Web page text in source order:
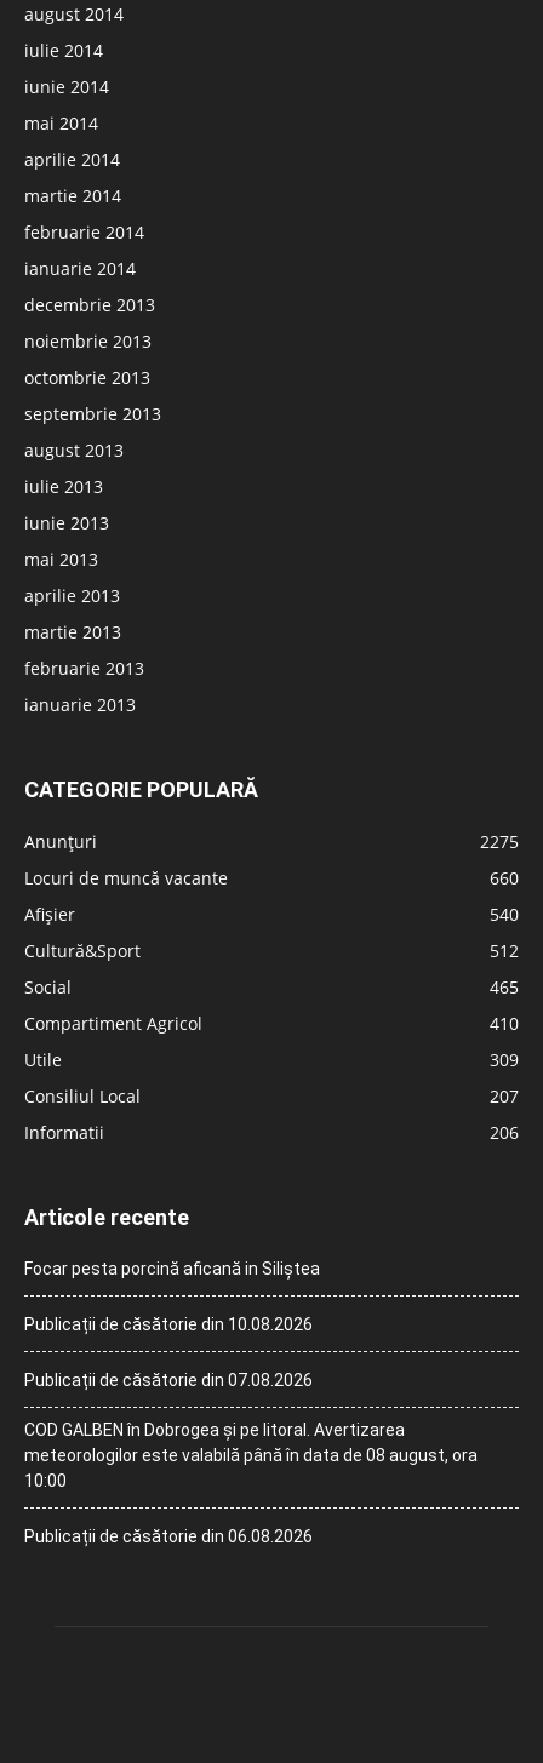
august 2014
iulie 2014
iunie 2014
mai 2014
aprilie 2014
martie 2014
februarie 2014
ianuarie 2014
decembrie 2013
noiembrie 2013
octombrie 2013
septembrie 2013
august 2013
iulie 2013
iunie 2013
mai 2013
aprilie 2013
martie 2013
februarie 2013
ianuarie 2013
CATEGORIE POPULARĂ
Anunțuri
2275
Locuri de muncă vacante
660
Afișier
540
Cultură&Sport
512
Social
465
Compartiment Agricol
410
Utile
309
Consiliul Local
207
Informatii
206
Articole recente
Focar pesta porcină aficană in Siliștea
Publicații de căsătorie din 10.08.2026
Publicații de căsătorie din 07.08.2026
COD GALBEN în Dobrogea și pe litoral. Avertizarea
meteorologilor este valabilă până în data de 08 august, ora
10:00
Publicații de căsătorie din 06.08.2026